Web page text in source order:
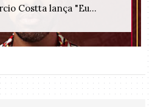
Costta lança "Eu...